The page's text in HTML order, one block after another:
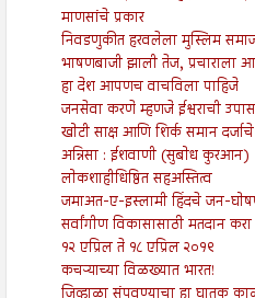
माणसांचे प्रकार
निवडणुकीत हरवलेला मुस्लिम
भाषणबाजी झाली तेज, प्रचाराला
हा देश आपणच वाचविला पाहिजे
जनसेवा करणे म्हणजे ईश्वराची
खोटी साक्ष आणि शिर्क समान
अन्निसा : ईशवाणी (सुबोध कुरआन)
लोकशाहीधिष्ठित सहअस्तित्व
जमाअत-ए-इस्लामी हिंदचे जन-
सर्वांगीण विकासासाठी मतदान करा
१२ एप्रिल ते १८ एप्रिल २०१९
कचऱ्याच्या विळख्यात भारत!